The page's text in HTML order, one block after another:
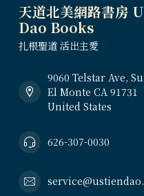
天道北美網路書房
Dao Books
扎根聖道 活出主愛
9060 Telstar Ave,
El Monte CA 91731
United States
626-307-0030